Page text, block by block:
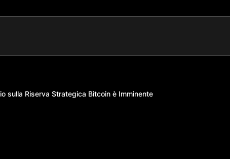
sulla Riserva Strategica Bitcoin è Imminente